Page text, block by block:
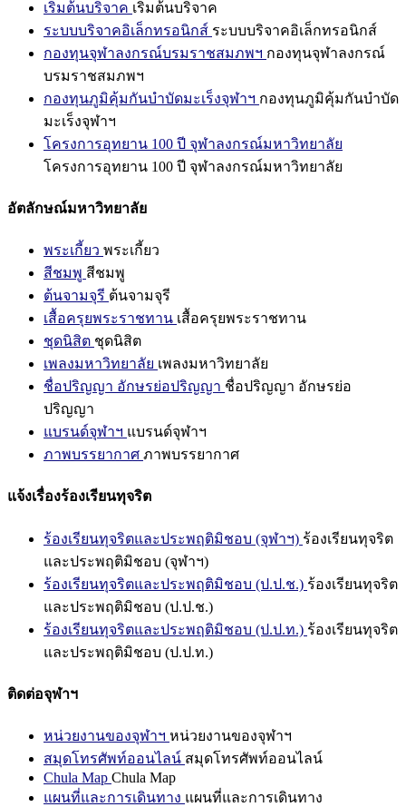
เริ่มต้นบริจาค เริ่มต้นบริจาค
ระบบบริจาคอิเล็กทรอนิกส์ ระบบบริจาคอิเล็กทรอนิกส์
กองทุนจุฬาลงกรณ์บรมราชสมภพฯ กองทุนจุฬาลงกรณ์
บรมราชสมภพฯ
กองทุนภูมิคุ้มกันบำบัดมะเร็งจุฬาฯ กองทุนภูมิคุ้มกันบำบัด
มะเร็งจุฬาฯ
โครงการอุทยาน 100 ปี จุฬาลงกรณ์มหาวิทยาลัย
โครงการอุทยาน 100 ปี จุฬาลงกรณ์มหาวิทยาลัย
อัตลักษณ์มหาวิทยาลัย
พระเกี้ยว พระเกี้ยว
สีชมพู สีชมพู
ต้นจามจุรี ต้นจามจุรี
เสื้อครุยพระราชทาน เสื้อครุยพระราชทาน
ชุดนิสิต ชุดนิสิต
เพลงมหาวิทยาลัย เพลงมหาวิทยาลัย
ชื่อปริญญา อักษรย่อปริญญา ชื่อปริญญา อักษรย่อ
ปริญญา
แบรนด์จุฬาฯ แบรนด์จุฬาฯ
ภาพบรรยากาศ ภาพบรรยากาศ
แจ้งเรื่องร้องเรียนทุจริต
ร้องเรียนทุจริตและประพฤติมิชอบ (จุฬาฯ) ร้องเรียนทุจริต
และประพฤติมิชอบ (จุฬาฯ)
ร้องเรียนทุจริตและประพฤติมิชอบ (ป.ป.ช.) ร้องเรียนทุจริต
และประพฤติมิชอบ (ป.ป.ช.)
ร้องเรียนทุจริตและประพฤติมิชอบ (ป.ป.ท.) ร้องเรียนทุจริต
และประพฤติมิชอบ (ป.ป.ท.)
ติดต่อจุฬาฯ
หน่วยงานของจุฬาฯ หน่วยงานของจุฬาฯ
สมุดโทรศัพท์ออนไลน์ สมุดโทรศัพท์ออนไลน์
Chula Map Chula Map
แผนที่และการเดินทาง แผนที่และการเดินทาง